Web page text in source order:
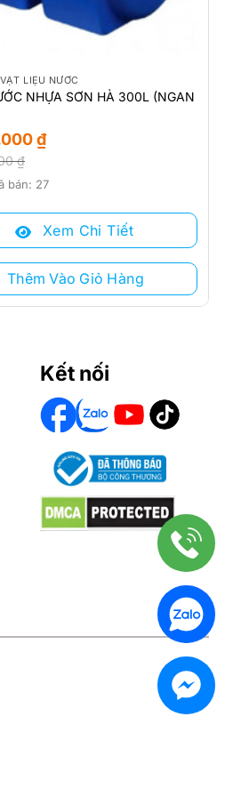
LIỆU NƯỚC
NHỰA SƠN HÀ 300L (NGAN
₫
₫.
₫
₫.
bán: 27
Xem Chi Tiết
Thêm Vào Giỏ Hàng
Kết nối